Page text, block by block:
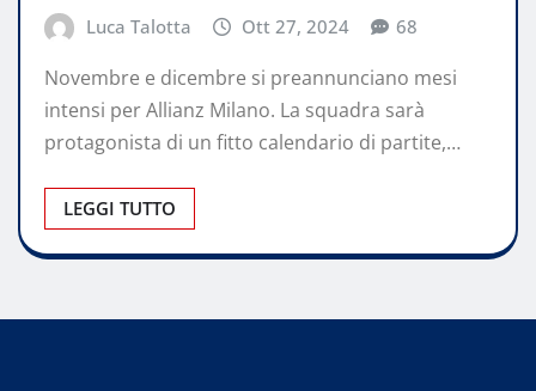
Luca Talotta Ott 27, 2024 68
Novembre e dicembre si preannunciano mesi
intensi per Allianz Milano. La squadra sarà
protagonista di un fitto calendario di partite,…
LEGGI TUTTO